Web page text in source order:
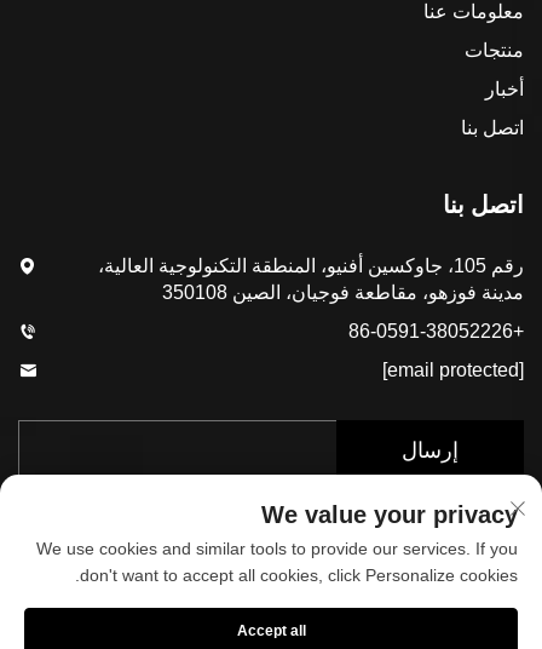
معلومات عنا
منتجات
أخبار
اتصل بنا
اتصل بنا
رقم 105، جاوكسين أفنيو، المنطقة التكنولوجية العالية،
مدينة فوزهو، مقاطعة فوجيان، الصين 350108
+86-0591-38052226
[email protected]
إرسال
We value your privacy
We use cookies and similar tools to provide our services. If you
don't want to accept all cookies, click Personalize cookies.
Accept all